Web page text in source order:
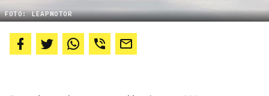
FOTO: LEAPMOTOR